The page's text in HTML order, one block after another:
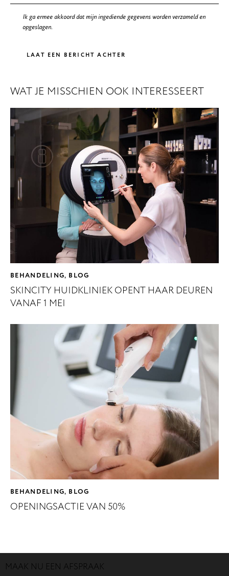
Ik ga ermee akkoord dat mijn ingediende gegevens worden verzameld en
opgeslagen.
WAT JE MISSCHIEN OOK INTERESSEERT
BEHANDELING, BLOG
SKINCITY HUIDKLINIEK OPENT HAAR DEUREN
VANAF 1 MEI
BEHANDELING, BLOG
OPENINGSACTIE VAN 50%
MAAK NU EEN AFSPRAAK